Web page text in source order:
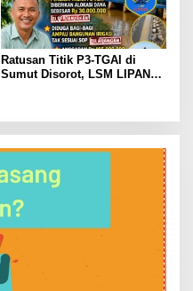
Ratusan Titik P3-TGAI di
Sumut Disorot, LSM LIPAN